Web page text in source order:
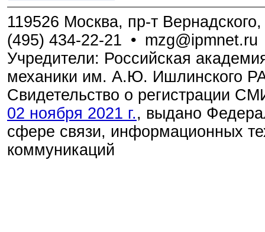
119526 Москва, пр-т
(495) 434-22-21 • mzg@ipmnet.ru
Учредители: Российская
механики им. А.Ю. Ишлинского
Свидетельство о регистрации
02 ноября 2021 г., выдано
сфере связи, информационных
коммуникаций